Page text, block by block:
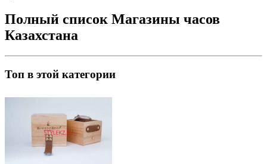
Полный список Магазины часов
Казахстана
Топ в этой категории